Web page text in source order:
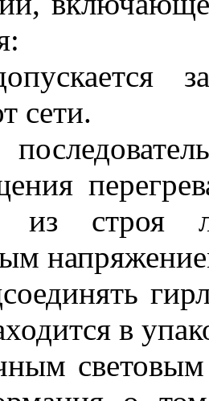
сети.
из
в
световым